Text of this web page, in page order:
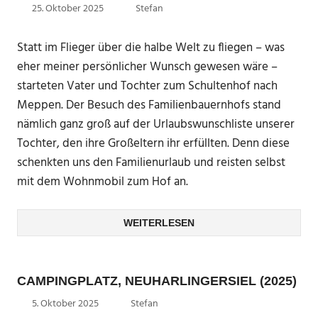
25. Oktober 2025 Stefan
Statt im Flieger über die halbe Welt zu fliegen – was
eher meiner persönlicher Wunsch gewesen wäre –
starteten Vater und Tochter zum Schultenhof nach
Meppen. Der Besuch des Familienbauernhofs stand
nämlich ganz groß auf der Urlaubswunschliste unserer
Tochter, den ihre Großeltern ihr erfüllten. Denn diese
schenkten uns den Familienurlaub und reisten selbst
mit dem Wohnmobil zum Hof an.
WEITERLESEN
CAMPINGPLATZ, NEUHARLINGERSIEL (2025)
5. Oktober 2025 Stefan